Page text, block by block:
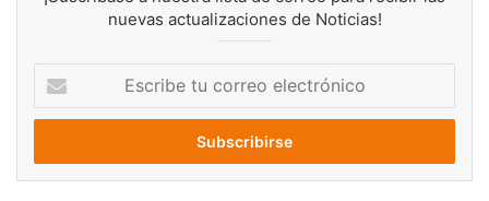
nuevas actualizaciones de Noticias!
correo